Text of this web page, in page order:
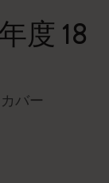
度 18
バー